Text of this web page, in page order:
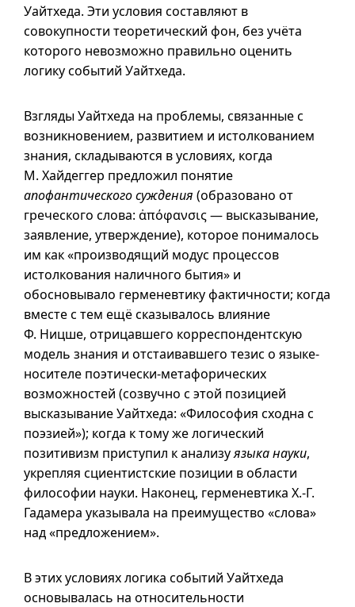
Уайтхеда. Эти условия составляют в
совокупности теоретический фон, без учёта
которого невозможно правильно оценить
логику событий Уайтхеда.
Взгляды Уайтхеда на проблемы, связанные с
возникновением, развитием и истолкованием
знания, складываются в условиях, когда
М. Хайдеггер предложил понятие
апофантического суждения (образовано от
греческого слова: ἀπόφανσις— высказывание,
заявление, утверждение), которое понималось
им как «производящий модус процессов
истолкования наличного бытия» и
обосновывало герменевтику фактичности; когда
вместе с тем ещё сказывалось влияние
Ф. Ницше, отрицавшего корреспондентскую
модель знания и отстаивавшего тезис о языке-
носителе поэтически-метафорических
возможностей (созвучно с этой позицией
высказывание Уайтхеда: «Философия сходна с
поэзией»); когда к тому же логический
позитивизм приступил к анализуязыка науки,
укрепляя сциентистские позиции в области
философии науки. Наконец, герменевтика Х.-Г.
Гадамера указывала на преимущество «слова»
над «предложением».
В этих условиях логика событий Уайтхеда
основывалась на относительности